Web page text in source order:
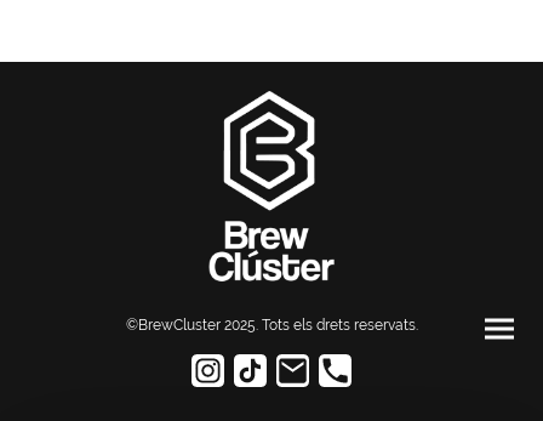
©BrewCluster 2025. Tots els drets reservats.